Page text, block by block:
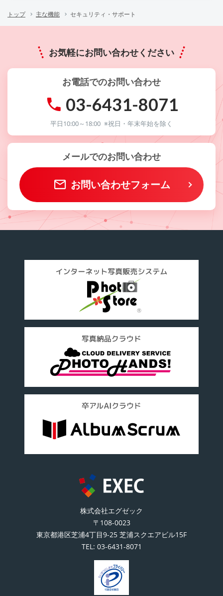
トップ 主な機能 セキュリティ・サポート
お気軽にお問い合わせください
お電話でのお問い合わせ
03-6431-8071
平日10:00～18:00 ※祝日・年末年始を除く
メールでのお問い合わせ
お問い合わせフォーム
株式会社エグゼック
〒108-0023
東京都港区芝浦4丁目9-25 芝浦スクエアビル15F
TEL: 03-6431-8071